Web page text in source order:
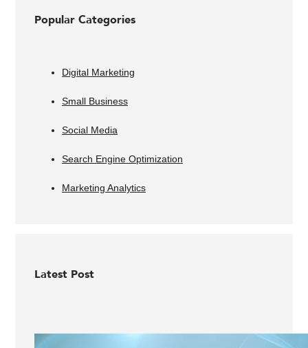
Popular Categories
Digital Marketing
Small Business
Social Media
Search Engine Optimization
Marketing Analytics
Latest Post